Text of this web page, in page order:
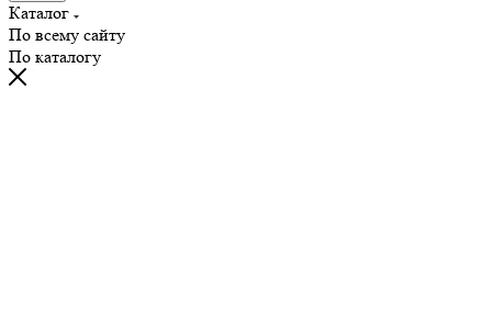
Каталог
По всему сайту
По каталогу